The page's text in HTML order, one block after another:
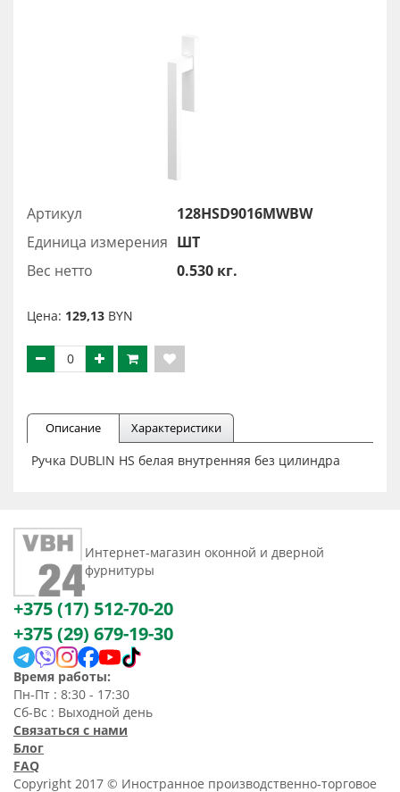
Артикул
128HSD9016MWBW
Единица измерения ШТ
Вес нетто
0.530 кг.
Цена: 129,13 BYN
Описание Характеристики
Ручка DUBLIN HS белая внутренняя без цилиндра
Интернет-магазин оконной и дверной
фурнитуры
+375 (17) 512-70-20
+375 (29) 679-19-30
Время работы:
Пн-Пт : 8:30 - 17:30
Сб-Вс : Выходной день
Связаться с нами
Блог
FAQ
Copyright 2017 © Иностранное производственно-торговое